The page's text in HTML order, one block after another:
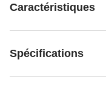
Caractéristiques
Spécifications